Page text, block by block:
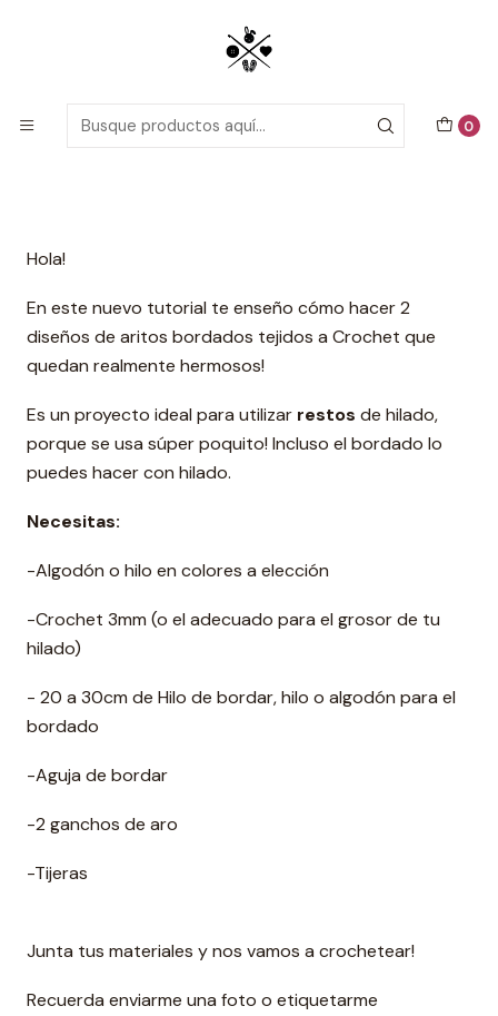
0
Patrones detallados en PDF con tutoriales en video, todo lo que
necesitas para comenzar tu próximo proyecto de crochet!
Tutorial Aritos bordados
Hola!
En este nuevo tutorial te enseño cómo hacer 2
diseños de aritos bordados tejidos a Crochet que
quedan realmente hermosos!
Es un proyecto ideal para utilizar restos de hilado,
porque se usa súper poquito! Incluso el bordado lo
puedes hacer con hilado.
Necesitas:
-Algodón o hilo en colores a elección
-Crochet 3mm (o el adecuado para el grosor de tu
hilado)
- 20 a 30cm de Hilo de bordar, hilo o algodón para el
bordado
-Aguja de bordar
-2 ganchos de aro
-Tijeras
Junta tus materiales y nos vamos a crochetear!
Recuerda enviarme una foto o etiquetarme